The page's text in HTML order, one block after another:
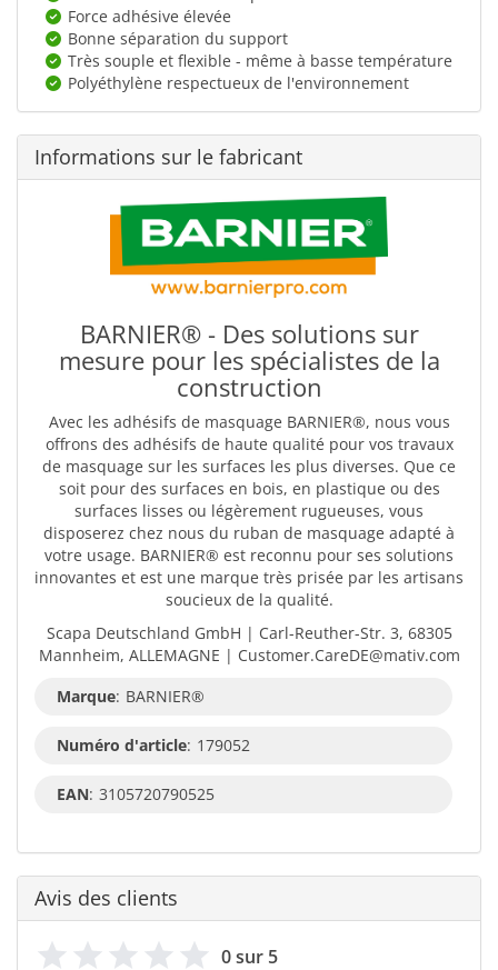
Force adhésive élevée
Bonne séparation du support
Très souple et flexible - même à basse température
Polyéthylène respectueux de l'environnement
Informations sur le fabricant
BARNIER® - Des solutions sur
mesure pour les spécialistes de la
construction
Avec les adhésifs de masquage BARNIER®, nous vous
offrons des adhésifs de haute qualité pour vos travaux
de masquage sur les surfaces les plus diverses. Que ce
soit pour des surfaces en bois, en plastique ou des
surfaces lisses ou légèrement rugueuses, vous
disposerez chez nous du ruban de masquage adapté à
votre usage. BARNIER® est reconnu pour ses solutions
innovantes et est une marque très prisée par les artisans
soucieux de la qualité.
Scapa Deutschland GmbH | Carl-Reuther-Str. 3, 68305
Mannheim, ALLEMAGNE | Customer.CareDE@mativ.com
Marque: BARNIER®
Numéro d'article: 179052
EAN: 3105720790525
Avis des clients
0 sur 5